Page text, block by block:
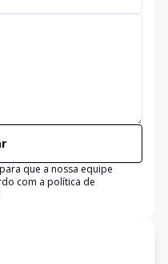
que a nossa equipe
com a política de